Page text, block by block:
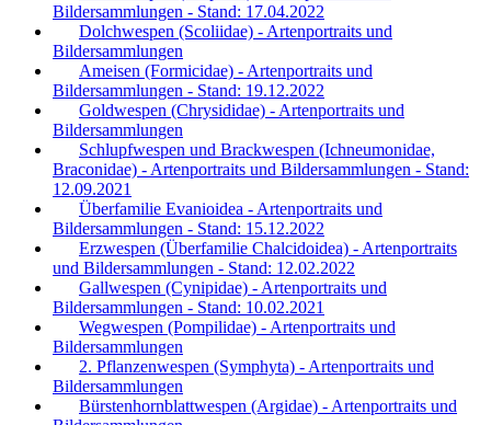
Bildersammlungen - Stand: 17.04.2022
Dolchwespen (Scoliidae) - Artenportraits und
Bildersammlungen
Ameisen (Formicidae) - Artenportraits und
Bildersammlungen - Stand: 19.12.2022
Goldwespen (Chrysididae) - Artenportraits und
Bildersammlungen
Schlupfwespen und Brackwespen (Ichneumonidae,
Braconidae) - Artenportraits und Bildersammlungen - Stand:
12.09.2021
Überfamilie Evanioidea - Artenportraits und
Bildersammlungen - Stand: 15.12.2022
Erzwespen (Überfamilie Chalcidoidea) - Artenportraits
und Bildersammlungen - Stand: 12.02.2022
Gallwespen (Cynipidae) - Artenportraits und
Bildersammlungen - Stand: 10.02.2021
Wegwespen (Pompilidae) - Artenportraits und
Bildersammlungen
2. Pflanzenwespen (Symphyta) - Artenportraits und
Bildersammlungen
Bürstenhornblattwespen (Argidae) - Artenportraits und